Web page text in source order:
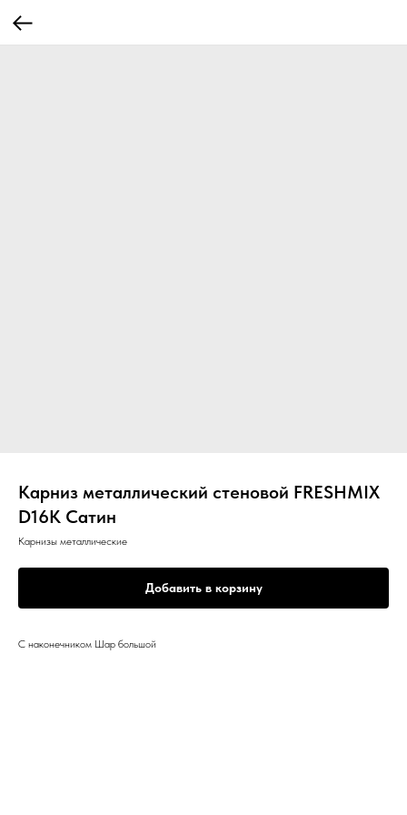
Карниз металлический стеновой FRESHMIX
D16К Сатин
Карнизы металлические
Добавить в корзину
С наконечником Шар большой